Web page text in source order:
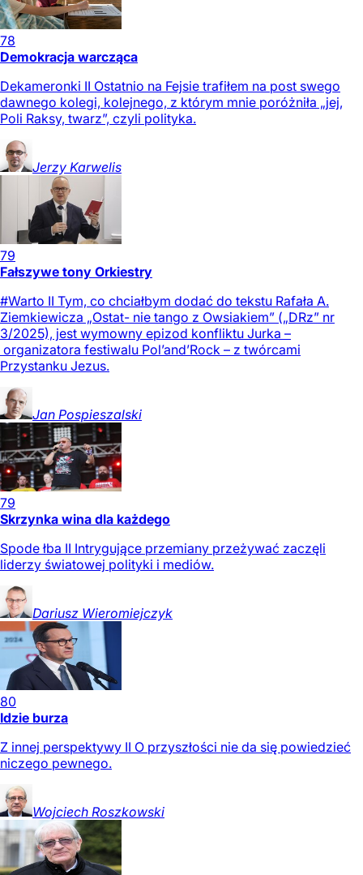
78
Demokracja warcząca
Dekameronki II Ostatnio na Fejsie trafiłem na post swego
dawnego kolegi, kolejnego, z którym mnie poróżniła „jej,
Poli Raksy, twarz”, czyli polityka.
Jerzy Karwelis
79
Fałszywe tony Orkiestry
#Warto II Tym, co chciałbym dodać do tekstu Rafała A.
Ziemkiewicza „Ostat- nie tango z Owsiakiem” („DRz” nr
3/2025), jest wymowny epizod konfliktu Jurka –
organizatora festiwalu Pol’and’Rock – z twórcami
Przystanku Jezus.
Jan Pospieszalski
79
Skrzynka wina dla każdego
Spode łba II Intrygujące przemiany przeżywać zaczęli
liderzy światowej polityki i mediów.
Dariusz Wieromiejczyk
80
Idzie burza
Z innej perspektywy II O przyszłości nie da się powiedzieć
niczego pewnego.
Wojciech Roszkowski